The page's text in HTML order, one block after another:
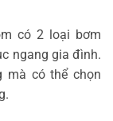
có 2 loại bơm
ngang gia đình.
mà có thể chọn